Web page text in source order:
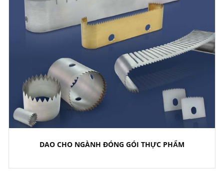
DAO CHO NGÀNH ĐÓNG GÓI THỰC PHẨM